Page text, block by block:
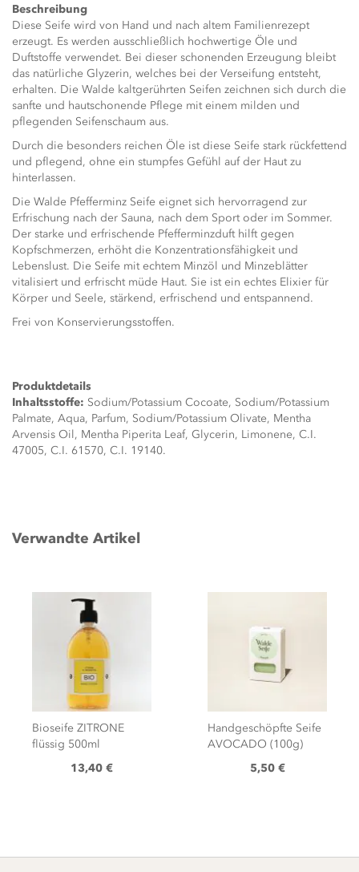
Beschreibung
Diese Seife wird von Hand und nach altem Familienrezept
erzeugt. Es werden ausschließlich hochwertige Öle und
Duftstoffe verwendet. Bei dieser schonenden Erzeugung bleibt
das natürliche Glyzerin, welches bei der Verseifung entsteht,
erhalten. Die Walde kaltgerührten Seifen zeichnen sich durch die
sanfte und hautschonende Pflege mit einem milden und
pflegenden Seifenschaum aus.
Durch die besonders reichen Öle ist diese Seife stark rückfettend
und pflegend, ohne ein stumpfes Gefühl auf der Haut zu
hinterlassen.
Die Walde Pfefferminz Seife eignet sich hervorragend zur
Erfrischung nach der Sauna, nach dem Sport oder im Sommer.
Der starke und erfrischende Pfefferminzduft hilft gegen
Kopfschmerzen, erhöht die Konzentrationsfähigkeit und
Lebenslust. Die Seife mit echtem Minzöl und Minzeblätter
vitalisiert und erfrischt müde Haut. Sie ist ein echtes Elixier für
Körper und Seele, stärkend, erfrischend und entspannend.
Frei von Konservierungsstoffen.
Produktdetails
Inhaltsstoffe: Sodium/Potassium Cocoate, Sodium/Potassium
Palmate, Aqua, Parfum, Sodium/Potassium Olivate, Mentha
Arvensis Oil, Mentha Piperita Leaf, Glycerin, Limonene, C.I.
47005, C.I. 61570, C.I. 19140.
Verwandte Artikel
Bioseife ZITRONE
flüssig 500ml
13,40 €
Handgeschöpfte Seife
AVOCADO (100g)
5,50 €